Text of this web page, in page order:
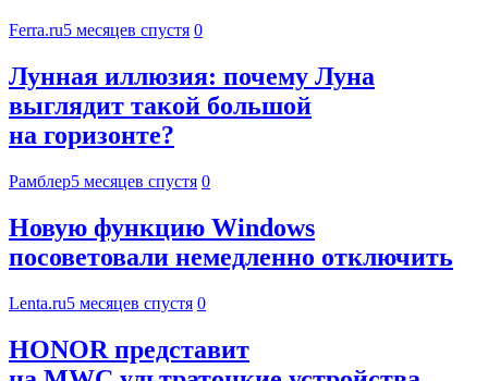
Ferra.ru5 месяцев спустя 0
Лунная иллюзия: почему Луна
выглядит такой большой
на горизонте?
Рамблер5 месяцев спустя 0
Новую функцию Windows
посоветовали немедленно отключить
Lenta.ru5 месяцев спустя 0
HONOR представит